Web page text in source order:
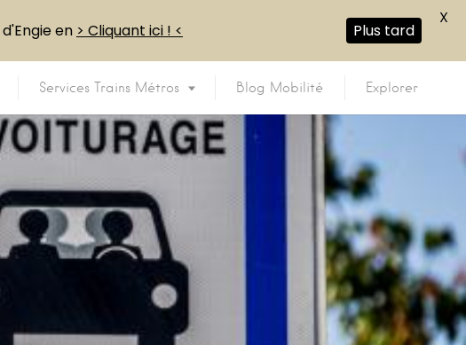
Services Trains Métros Blog Mobilité Explorer
d'Engie en > Cliquant ici ! < Plus tard
X